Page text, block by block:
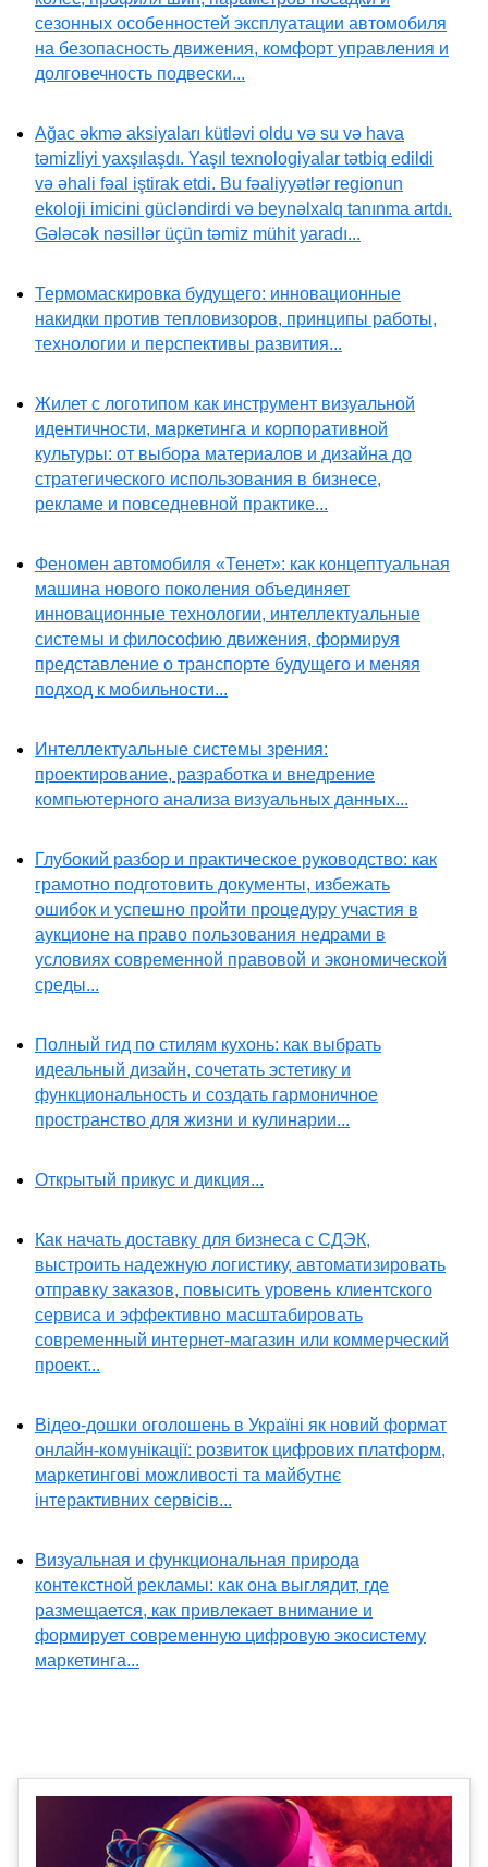
сезонных особенностей эксплуатации автомобиля
на безопасность движения, комфорт управления и
долговечность подвески...
Ağac əkmə aksiyaları kütləvi oldu və su və hava
təmizliyi yaxşılaşdı. Yaşıl texnologiyalar tətbiq edildi
və əhali fəal iştirak etdi. Bu fəaliyyətlər regionun
ekoloji imicini gücləndirdi və beynəlxalq tanınma artdı.
Gələcək nəsillər üçün təmiz mühit yaradı...
Термомаскировка будущего: инновационные
накидки против тепловизоров, принципы работы,
технологии и перспективы развития...
Жилет с логотипом как инструмент визуальной
идентичности, маркетинга и корпоративной
культуры: от выбора материалов и дизайна до
стратегического использования в бизнесе,
рекламе и повседневной практике...
Феномен автомобиля «Тенет»: как концептуальная
машина нового поколения объединяет
инновационные технологии, интеллектуальные
системы и философию движения, формируя
представление о транспорте будущего и меняя
подход к мобильности...
Интеллектуальные системы зрения:
проектирование, разработка и внедрение
компьютерного анализа визуальных данных...
Глубокий разбор и практическое руководство: как
грамотно подготовить документы, избежать
ошибок и успешно пройти процедуру участия в
аукционе на право пользования недрами в
условиях современной правовой и экономической
среды...
Полный гид по стилям кухонь: как выбрать
идеальный дизайн, сочетать эстетику и
функциональность и создать гармоничное
пространство для жизни и кулинарии...
Открытый прикус и дикция...
Как начать доставку для бизнеса с СДЭК,
выстроить надежную логистику, автоматизировать
отправку заказов, повысить уровень клиентского
сервиса и эффективно масштабировать
современный интернет-магазин или коммерческий
проект...
Відео-дошки оголошень в Україні як новий формат
онлайн-комунікації: розвиток цифрових платформ,
маркетингові можливості та майбутнє
інтерактивних сервісів...
Визуальная и функциональная природа
контекстной рекламы: как она выглядит, где
размещается, как привлекает внимание и
формирует современную цифровую экосистему
маркетинга...